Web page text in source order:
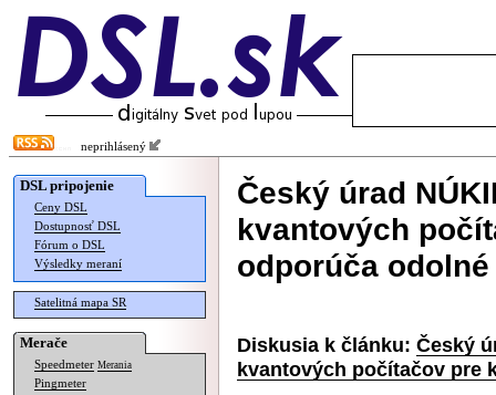
neprihlásený
DSL pripojenie
Ceny DSL
Dostupnosť DSL
Fórum o DSL
Výsledky meraní
Satelitná mapa SR
Merače
Speedmeter Merania
Pingmeter
Český úrad
kvantových
odporúča
Diskusia k článku: Český
kvantových počítačov pre